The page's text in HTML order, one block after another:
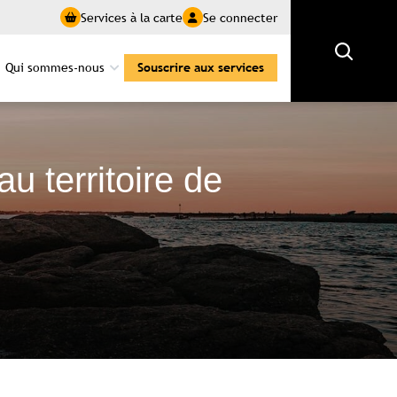
Services à la carte Se connecter
Qui sommes-nous Souscrire aux services Rechercher
territoire de